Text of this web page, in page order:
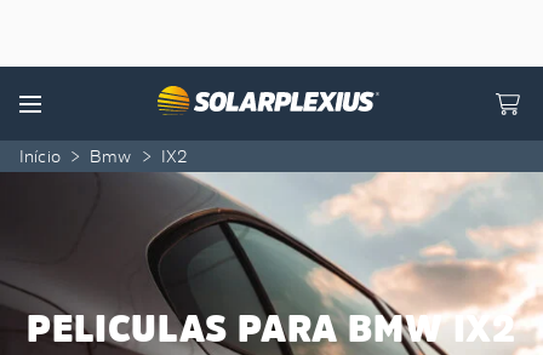
Menu
Início > Bmw > IX2
PELICULAS PARA BMW IX2